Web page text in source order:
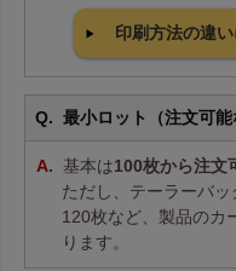
印刷方法の違
最小ロット（注文可
基本は100枚から注文
ただし、テーラーバ
120枚など、製品のカ
ります。